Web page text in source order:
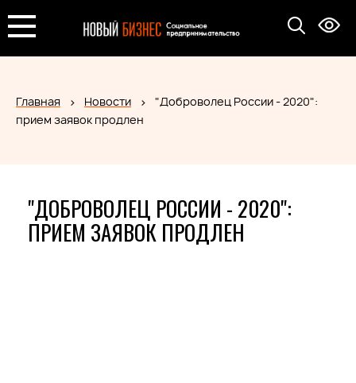
Главная Новости
"Доброволец России - 2020":
прием заявок продлен
"ДОБРОВОЛЕЦ РОССИИ - 2020":
ПРИЕМ ЗАЯВОК ПРОДЛЕН